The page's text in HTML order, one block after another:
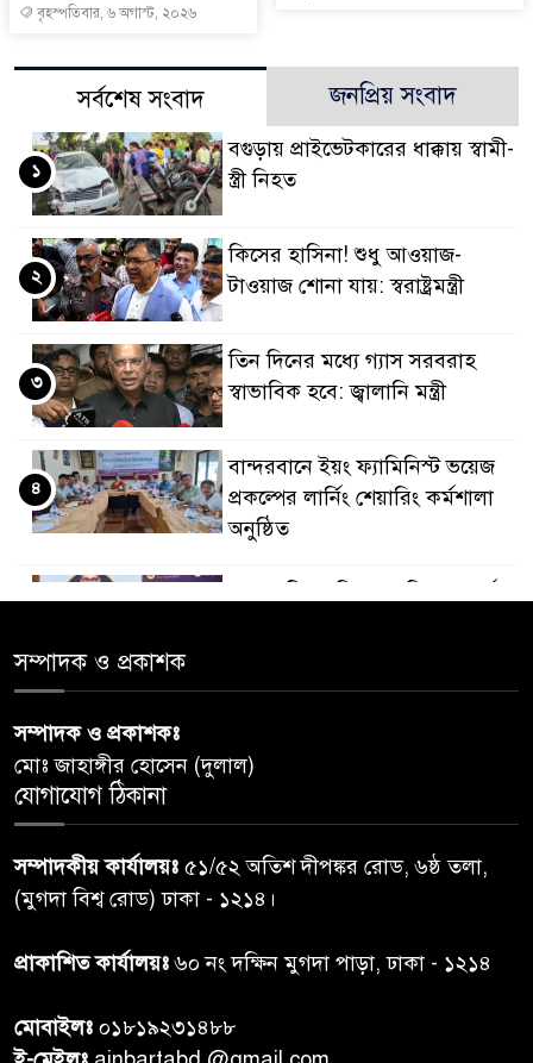
বৃহস্পতিবার, ৬ অগাস্ট, ২০২৬
সর্বশেষ সংবাদ জনপ্রিয় সংবাদ
বগুড়ায় প্রাইভেটকারের ধাক্কায় স্বামী-
স্ত্রী নিহত
১
কিসের হাসিনা! শুধু আওয়াজ-
টাওয়াজ শোনা যায়: স্বরাষ্ট্রমন্ত্রী
২
তিন দিনের মধ্যে গ্যাস সরবরাহ
স্বাভাবিক হবে: জ্বালানি মন্ত্রী
৩
বান্দরবানে ইয়ং ফ্যামিনিস্ট ভয়েজ
প্রকল্পের লার্নিং শেয়ারিং কর্মশালা
অনুষ্ঠিত
৪
পেশ
৬
তদন্ত শেষ পর্যায়ে, দ্রুত চার্জশিট
৭
রাতের মধ্যে ঢাকাসহ ১০ অঞ্চলে
ঝড়বৃষ্টির পূর্বাভাস
৮
প্রধানমন্ত্রীর সঙ্গে দেখা করে স্বপ্নপূরণ
সম্পাদক ও প্রকাশক
সম্পাদক ও প্রকাশকঃ
মোঃ জাহাঙ্গীর হোসেন (দুলাল)
যোগাযোগ ঠিকানা
সম্পাদকীয় কার্যালয়ঃ ৫১/৫২ অতিশ দীপঙ্কর রোড, ৬ষ্ঠ তলা,
(মুগদা বিশ্ব রোড) ঢাকা - ১২১৪।
প্রাকাশিত কার্যালয়ঃ৬০ নং দক্ষিন মুগদা পাড়া, ঢাকা - ১২১৪
মোবাইলঃ ০১৮১৯২৩১৪৮৮